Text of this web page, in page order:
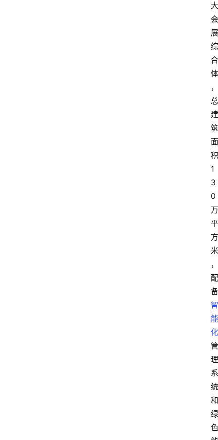
大
会
展
综
合
体
，
总
建
筑
面
积
1
3
0
万
平
方
米
，
配
备
智
能
化
管
理
系
统
和
绿
色